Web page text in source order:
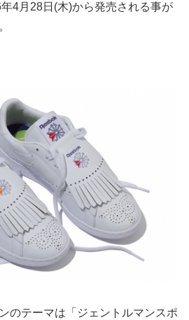
4月28日(木)から発売される事が
のテーマは「ジェントルマンスポ